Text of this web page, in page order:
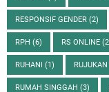
RESPONSIF GENDER (2)
RPH (6) RS ONLINE
RUHANI (1) RUJUKAN
RUMAH SINGGAH (3)